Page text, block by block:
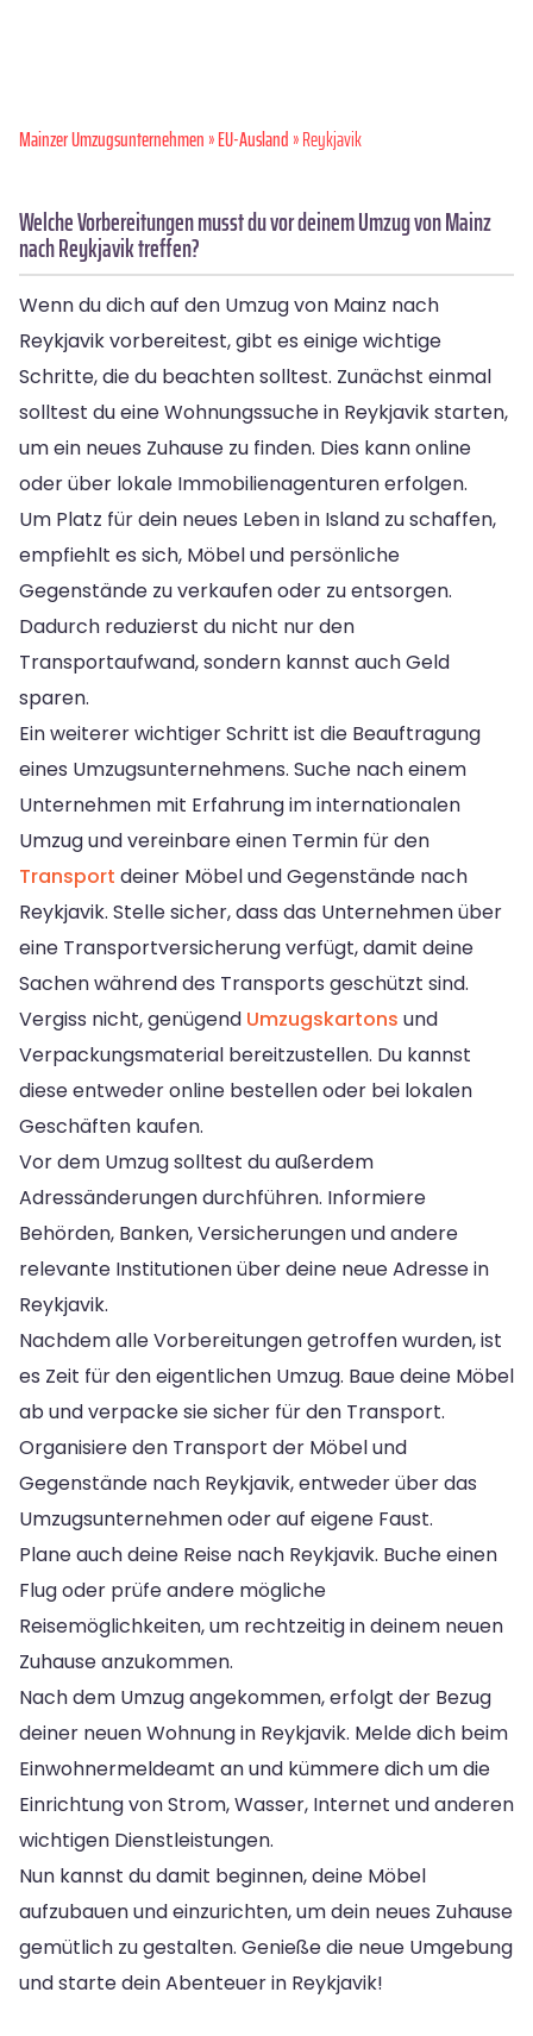
Mainzer Umzugsunternehmen»EU-Ausland» Reykjavik
Welche Vorbereitungen musst du vor deinem Umzug von Mainz
nach Reykjavik treffen?
Wenn du dich auf den Umzug von Mainz nach
Reykjavik vorbereitest, gibt es einige wichtige
Schritte, die du beachten solltest. Zunächst einmal
solltest du eine Wohnungssuche in Reykjavik starten,
um ein neues Zuhause zu finden. Dies kann online
oder über lokale Immobilienagenturen erfolgen.
Um Platz für dein neues Leben in Island zu schaffen,
empfiehlt es sich, Möbel und persönliche
Gegenstände zu verkaufen oder zu entsorgen.
Dadurch reduzierst du nicht nur den
Transportaufwand, sondern kannst auch Geld
sparen.
Ein weiterer wichtiger Schritt ist die Beauftragung
eines Umzugsunternehmens. Suche nach einem
Unternehmen mit Erfahrung im internationalen
Umzug und vereinbare einen Termin für den
Transport deiner Möbel und Gegenstände nach
Reykjavik. Stelle sicher, dass das Unternehmen über
eine Transportversicherung verfügt, damit deine
Sachen während des Transports geschützt sind.
Vergiss nicht, genügend Umzugskartons und
Verpackungsmaterial bereitzustellen. Du kannst
diese entweder online bestellen oder bei lokalen
Geschäften kaufen.
Vor dem Umzug solltest du außerdem
Adressänderungen durchführen. Informiere
Behörden, Banken, Versicherungen und andere
relevante Institutionen über deine neue Adresse in
Reykjavik.
Nachdem alle Vorbereitungen getroffen wurden, ist
es Zeit für den eigentlichen Umzug. Baue deine Möbel
ab und verpacke sie sicher für den Transport.
Organisiere den Transport der Möbel und
Gegenstände nach Reykjavik, entweder über das
Umzugsunternehmen oder auf eigene Faust.
Plane auch deine Reise nach Reykjavik. Buche einen
Flug oder prüfe andere mögliche
Reisemöglichkeiten, um rechtzeitig in deinem neuen
Zuhause anzukommen.
Nach dem Umzug angekommen, erfolgt der Bezug
deiner neuen Wohnung in Reykjavik. Melde dich beim
Einwohnermeldeamt an und kümmere dich um die
Einrichtung von Strom, Wasser, Internet und anderen
wichtigen Dienstleistungen.
Nun kannst du damit beginnen, deine Möbel
aufzubauen und einzurichten, um dein neues Zuhause
gemütlich zu gestalten. Genieße die neue Umgebung
und starte dein Abenteuer in Reykjavik!